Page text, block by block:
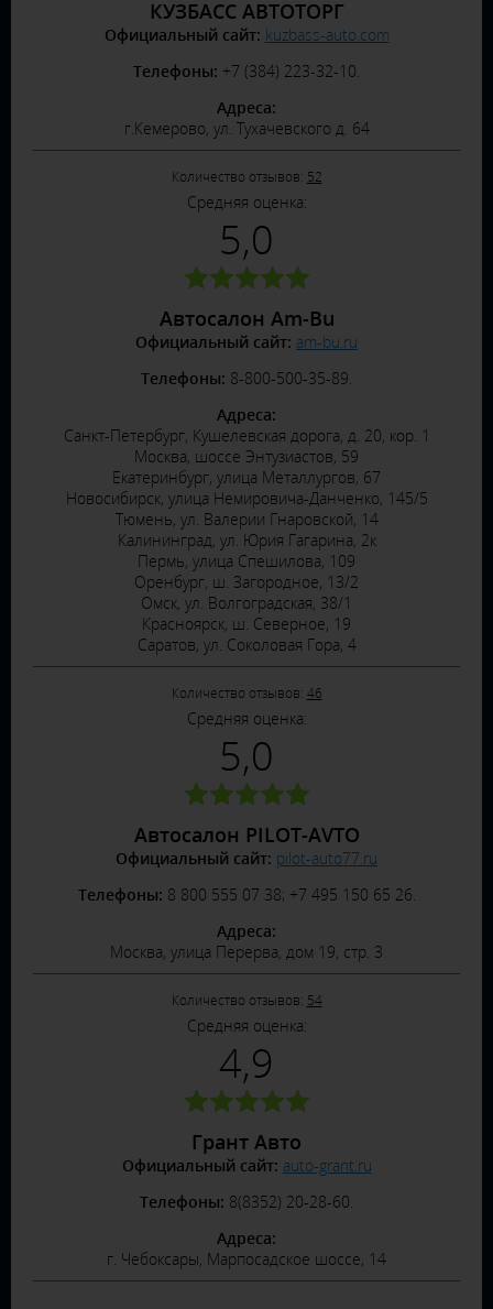
КУЗБАСС АВТОТОРГ
Официальный сайт: kuzbass-auto.com
Телефоны: +7 (384) 223-32-10.
Адреса:
г.Кемерово, ул. Тухачевского д. 64
Количество отзывов: 52
Средняя оценка:
5,0
Автосалон Am-Bu
Официальный сайт: am-bu.ru
Телефоны: 8-800-500-35-89.
Адреса:
Санкт-Петербург, Кушелевская дорога, д. 20, кор. 1
Москва, шоссе Энтузиастов, 59
Екатеринбург, улица Металлургов, 67
Новосибирск, улица Немировича-Данченко, 145/5
Тюмень, ул. Валерии Гнаровской, 14
Калининград, ул. Юрия Гагарина, 2к
Пермь, улица Спешилова, 109
Оренбург, ш. Загородное, 13/2
Омск, ул. Волгоградская, 38/1
Красноярск, ш. Северное, 19
Саратов, ул. Соколовая Гора, 4
Количество отзывов: 46
Средняя оценка:
5,0
Автосалон PILOT-AVTO
Официальный сайт: pilot-auto77.ru
Телефоны: 8 800 555 07 38; +7 495 150 65 26.
Адреса:
Москва, улица Перерва, дом 19, стр. 3
Количество отзывов: 54
Средняя оценка:
4,9
Грант Авто
Официальный сайт: auto-grant.ru
Телефоны: 8(8352) 20-28-60.
Адреса:
г. Чебоксары, Марпосадское шоссе, 14